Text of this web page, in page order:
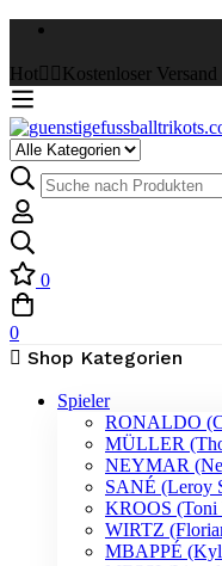
Hot ✌🏼Kostenloser
Select
a
Category
Suche
nach:
0
0
Shop Kategorien
Spieler
RONALDO
MÜLLER
NEYMAR
SANÉ (Leroy
KROOS (Toni
WIRTZ
MBAPPÉ